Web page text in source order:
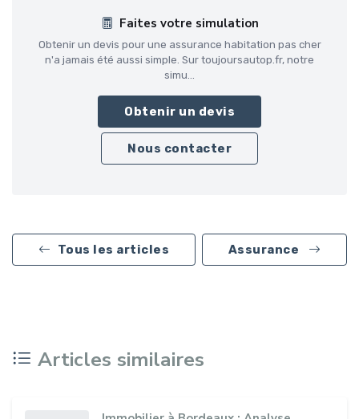
Faites votre simulation
Obtenir un devis pour une assurance habitation pas cher
n'a jamais été aussi simple. Sur toujoursautop.fr, notre
simu...
Obtenir un devis
Nous contacter
Tous les articles Assurance
Articles similaires